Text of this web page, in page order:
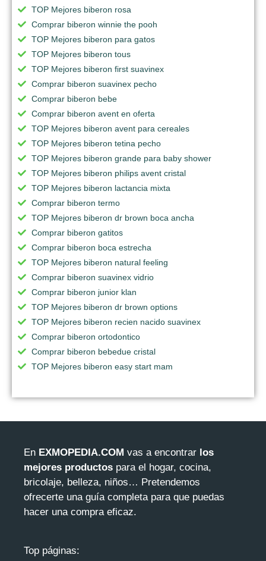
TOP Mejores biberon rosa
Comprar biberon winnie the pooh
TOP Mejores biberon para gatos
TOP Mejores biberon tous
TOP Mejores biberon first suavinex
Comprar biberon suavinex pecho
Comprar biberon bebe
Comprar biberon avent en oferta
TOP Mejores biberon avent para cereales
TOP Mejores biberon tetina pecho
TOP Mejores biberon grande para baby shower
TOP Mejores biberon philips avent cristal
TOP Mejores biberon lactancia mixta
Comprar biberon termo
TOP Mejores biberon dr brown boca ancha
Comprar biberon gatitos
Comprar biberon boca estrecha
TOP Mejores biberon natural feeling
Comprar biberon suavinex vidrio
Comprar biberon junior klan
TOP Mejores biberon dr brown options
TOP Mejores biberon recien nacido suavinex
Comprar biberon ortodontico
Comprar biberon bebedue cristal
TOP Mejores biberon easy start mam
En EXMOPEDIA.COM vas a encontrar los
mejores productos para el hogar, cocina,
bricolaje, belleza, niños… Pretendemos
ofrecerte una guía completa para que puedas
hacer una compra eficaz.
Top páginas: